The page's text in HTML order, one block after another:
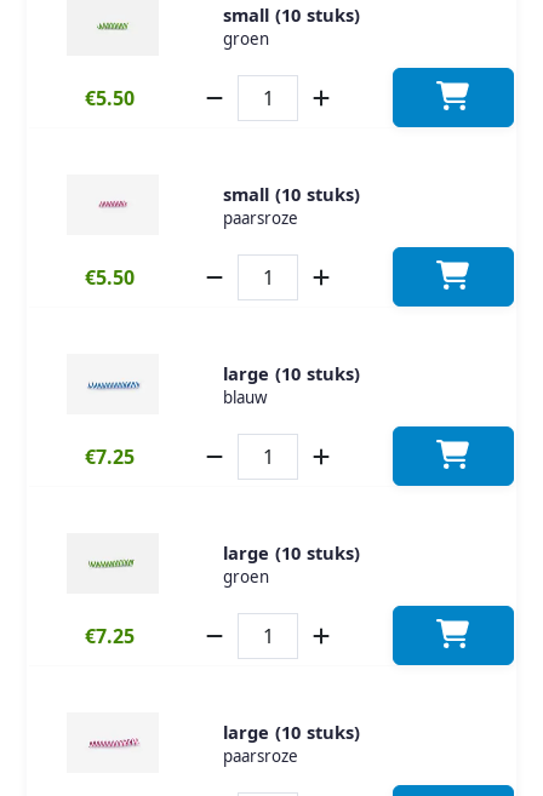
small (10 stuks)
groen
€5.50
small (10 stuks)
paarsroze
€5.50
large (10 stuks)
blauw
€7.25
large (10 stuks)
groen
€7.25
large (10 stuks)
paarsroze